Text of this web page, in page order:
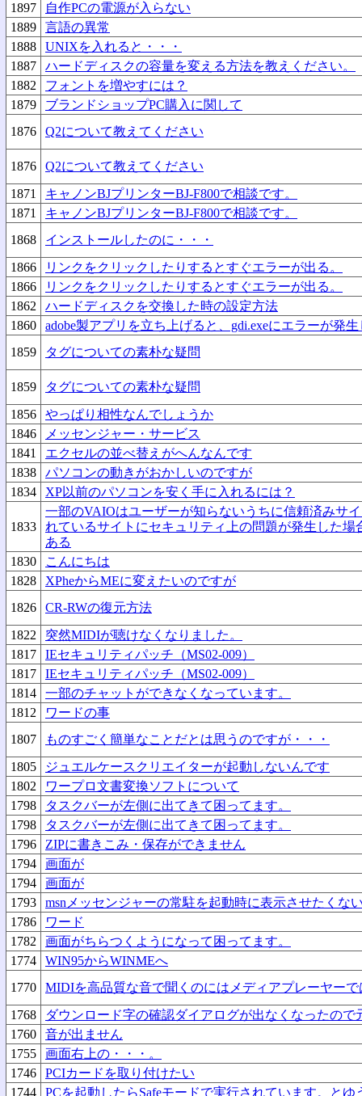
1897
自作PCの電源が入らない
1889
言語の異常
1888
UNIXを入れると・・・
1887
ハードディスクの容量を変える方法を教えください。
1882
フォントを増やすには？
1879
ブランドショップPC購入に関して
1876
Q2について教えてください
1876
Q2について教えてください
1871
キャノンBJプリンターBJ-F800で相談です。
1871
キャノンBJプリンターBJ-F800で相談です。
1868
インストールしたのに・・・
1866
リンクをクリックしたりするとすぐエラーが出る。
1866
リンクをクリックしたりするとすぐエラーが出る。
1862
ハードディスクを交換した時の設定方法
1860
adobe製アプリを立ち上げると、gdi.exeにエラーが発
1859
タグについての素朴な疑問
1859
タグについての素朴な疑問
1856
やっぱり相性なんでしょうか
1846
メッセンジャー・サービス
1841
エクセルの並べ替えがへんなんです
1838
パソコンの動きがおかしいのですが
1834
XP以前のパソコンを安く手に入れるには？
1833
一部のVAIOはユーザーが知らないうちに信頼済みサ
れているサイトにセキュリティ上の問題が発生した場
ある
1830
こんにちは
1828
XPheからMEに変えたいのですが
1826
CR-RWの復元方法
1822
突然MIDIが聴けなくなりました。
1817
IEセキュリティパッチ（MS02-009）
1817
IEセキュリティパッチ（MS02-009）
1814
一部のチャットができなくなっています。
1812
ワードの事
1807
ものすごく簡単なことだとは思うのですが・・・
1805
ジュエルケースクリエイターが起動しないんです
1802
ワープロ文書変換ソフトについて
1798
タスクバーが左側に出てきて困ってます。
1798
タスクバーが左側に出てきて困ってます。
1796
ZIPに書きこみ・保存ができません
1794
画面が
1794
画面が
1793
msnメッセンジャーの常駐を起動時に表示させたくな
1786
ワード
1782
画面がちらつくようになって困ってます。
1774
WIN95からWINMEへ
1770
MIDIを高品質な音で聞くのにはメディアプレーヤーで
1768
ダウンロード字の確認ダイアログが出なくなったので
1760
音が出ません
1755
画面右上の・・・。
1746
PCIカードを取り付けたい
1744
PCを起動したらSafeモードで実行されています。と